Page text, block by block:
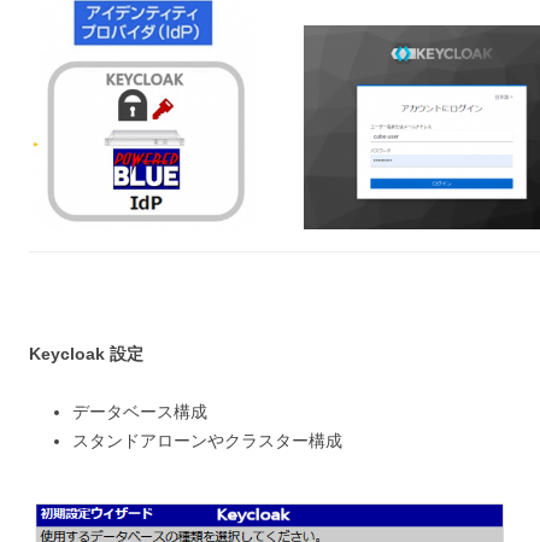
Keycloak 設定
データベース構成
スタンドアローンやクラスター構成